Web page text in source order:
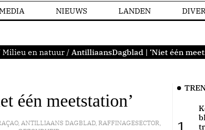
NIEUWS LANDEN
Milieu en natuur / AntilliaansDagblad | ‘Niet één
één meetstation’
,ANTILLIAANS DAGBLAD,RAFFINAGESECTOR,